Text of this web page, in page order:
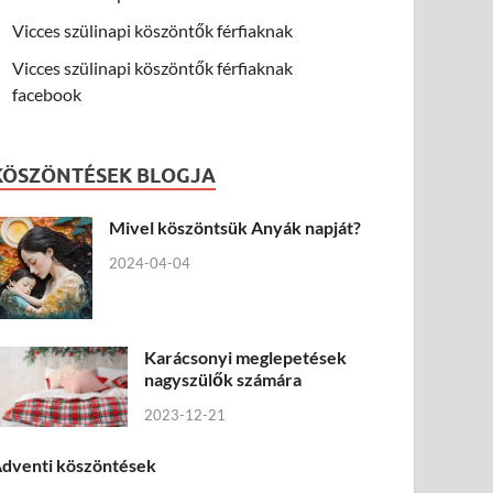
Vicces szülinapi köszöntők férfiaknak
Vicces szülinapi köszöntők férfiaknak
facebook
BLOGJA
Mivel köszöntsük Anyák napját?
2024-04-04
Karácsonyi meglepetések
nagyszülők számára
2023-12-21
köszöntések